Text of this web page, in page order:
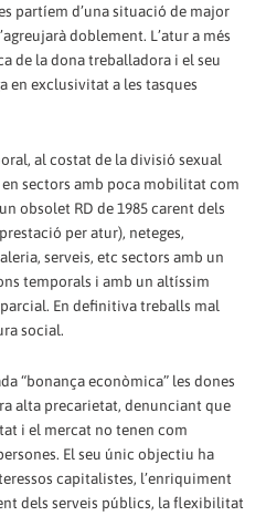
partíem d’una situació de major
doblement. L’atur a més
de la dona treballadora i el seu
en exclusivitat a les tasques
al costat de la divisió sexual
sectors amb poca mobilitat com
obsolet RD de 1985 carent dels
per atur), neteges,
serveis, etc sectors amb un
temporals i amb un altíssim
En definitiva treballs mal
social.
“bonança econòmica” les dones
alta precarietat, denunciant que
i el mercat no tenen com
El seu únic objectiu ha
capitalistes, l’enriquiment
dels serveis públics, la flexibilitat